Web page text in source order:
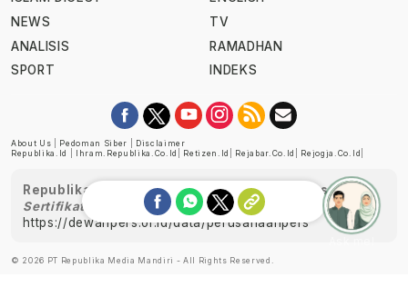
NEWS
ANALISIS
SPORT
TV
RAMADHAN
INDEKS
About Us Pedoman Siber
Disclaimer
Republika.id
Ihram.republika.co.id Retizen.id Rejabar.co.id Rejogja.co.id
Republika telah diverifikasi oleh Dewan Pers
Sertifikat Nomor 1058/DP-Verifikasi/K/XII/2022
https://dewanpers.or.id/data/perusahaanpers
© 2026 PT Republika Media Mandiri - All Rights Reserved.